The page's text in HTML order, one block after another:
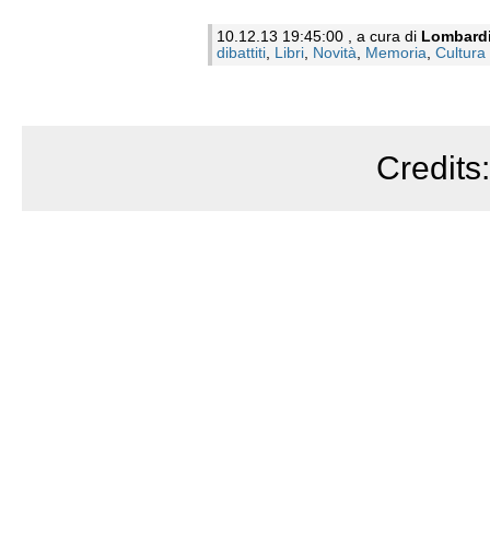
10.12.13 19:45:00 , a cura di
dibattiti Libri Novità Memoria Cultura